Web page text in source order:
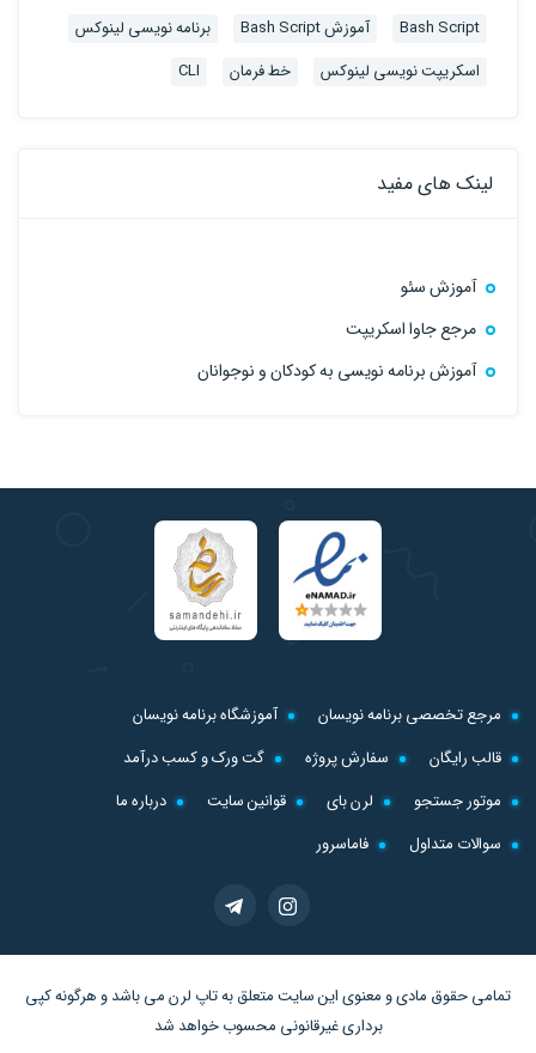
Bash Script
آموزش Bash Script
برنامه نویسی لینوکس
اسکریپت نویسی لینوکس
خط فرمان CLI
لینک های مفید
آموزش سئو
مرجع جاوا اسکریپت
آموزش برنامه نویسی به کودکان و نوجوانان
مرجع تخصصی برنامه نویسان
آموزشگاه برنامه نویسان
قالب رایگان
سفارش پروژه
گت ورک و کسب درآمد
موتور جستجو
لرن بای قوانین سایت
درباره ما
سوالات متداول
فاماسرور
تمامی حقوق مادی و معنوی این سایت متعلق بهتاپ لرنمی باشد و هرگونه کپی
برداری غیرقانونی محسوب خواهد شد